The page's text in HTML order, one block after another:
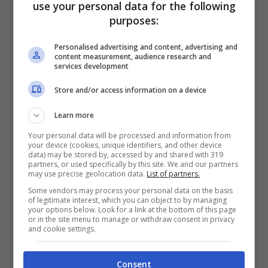
davanti la tv684.000 spettatori(3,1% di
Quarta Repubblica”, il programma di
approfondimento condotto daNicola Porro
su Rete 4, è stata la scelta di
telespettatoricon il 5,62% di share. Il film
Acquaman”, su Italia 1, ha tenuto
compagnia a1.525.000 spettatori(8.6% di
share). Su La7, invece, è andata in onda “
Torre di Babele”, condotta daCorrado
Augias, la trasmissione è stata la scelta da
pari al 4% di share. Il film
use your personal data for the following
purposes:
Personalised advertising and content, advertising and
content measurement, audience research and
services development
Store and/or access information on a device
Learn more
Your personal data will be processed and information from
your device (cookies, unique identifiers, and other device
data) may be stored by, accessed by and shared with 319
partners, or used specifically by this site. We and our partners
may use precise geolocation data. List of partners.
Some vendors may process your personal data on the basis
of legitimate interest, which you can object to by managing
your options below. Look for a link at the bottom of this page
or in the site menu to manage or withdraw consent in privacy
and cookie settings.
Consent